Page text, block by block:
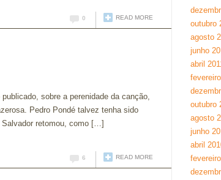
READ MORE
0
sobre a perenidade da canção,
Pedro Pondé talvez tenha sido
Salvador retomou, como […]
READ MORE
6
outubro
agosto
junho
abril
outubro
agosto
junho
abril